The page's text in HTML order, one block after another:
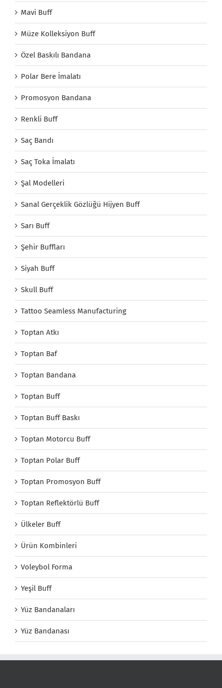
Mavi Buff
Müze Kolleksiyon Buff
Özel Baskılı Bandana
Polar Bere İmalatı
Promosyon Bandana
Renkli Buff
Saç Bandı
Saç Toka İmalatı
Şal Modelleri
Sanal Gerçeklik Gözlüğü Hijyen Buff
Sarı Buff
Şehir Buffları
Siyah Buff
Skull Buff
Tattoo Seamless Manufacturing
Toptan Atkı
Toptan Baf
Toptan Bandana
Toptan Buff
Toptan Buff Baskı
Toptan Motorcu Buff
Toptan Polar Buff
Toptan Promosyon Buff
Toptan Reflektörlü Buff
Ülkeler Buff
Ürün Kombinleri
Voleybol Forma
Yeşil Buff
Yüz Bandanaları
Yüz Bandanası